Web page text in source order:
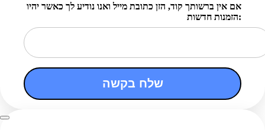
אם אין ברשותך קוד, הזן כתובת מייל ואנו נודיע לך כאשר יהיו
הזמנות חדשות:
שלח בקשה